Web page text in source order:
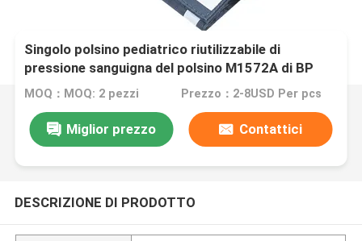
Singolo polsino pediatrico riutilizzabile di
pressione sanguigna del polsino M1572A di BP
della metropolitana di 18-26cm
MOQ：MOQ: 2 pezzi Prezzo：2-8USD Per pcs
Miglior prezzo Contattici
DESCRIZIONE DI PRODOTTO